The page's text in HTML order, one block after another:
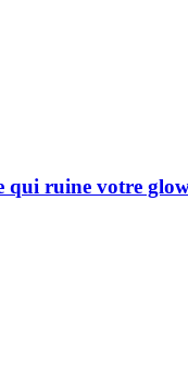
qui ruine votre